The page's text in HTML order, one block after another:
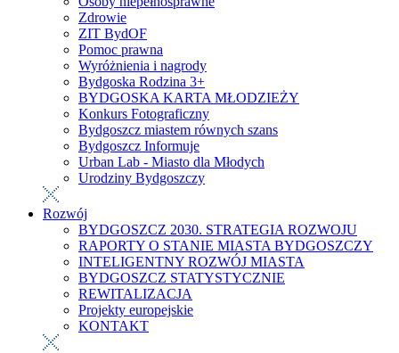
Zdrowie
ZIT BydOF
Pomoc prawna
Wyróżnienia i nagrody
Bydgoska Rodzina 3+
BYDGOSKA KARTA MŁODZIEŻY
Konkurs Fotograficzny
Bydgoszcz miastem równych szans
Bydgoszcz Informuje
Urban Lab - Miasto dla Młodych
Urodziny Bydgoszczy
Rozwój
BYDGOSZCZ 2030. STRATEGIA ROZWOJU
RAPORTY O STANIE MIASTA BYDGOSZCZY
INTELIGENTNY ROZWÓJ MIASTA
BYDGOSZCZ STATYSTYCZNIE
REWITALIZACJA
Projekty europejskie
KONTAKT